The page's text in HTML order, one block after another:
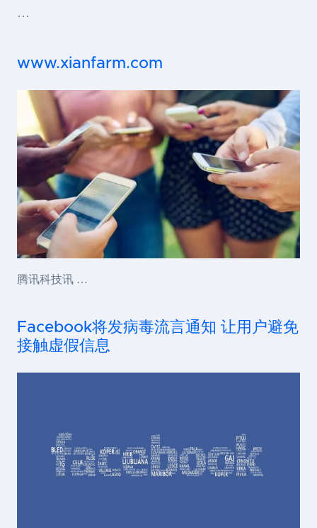
…
www.xianfarm.com
腾讯科技讯 …
Facebook将发病毒流言通知 让用户避免
接触虚假信息